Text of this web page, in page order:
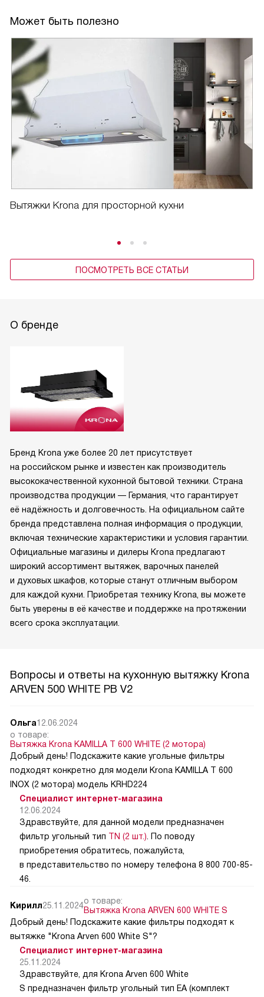
Может быть полезно
Вытяжки Krona для просторной кухни
ПОСМОТРЕТЬ ВСЕ СТАТЬИ
О бренде
Бренд Krona уже более 20 лет присутствует
на российском рынке и известен как производитель
высококачественной кухонной бытовой техники. Страна
производства продукции — Германия, что гарантирует
её надёжность и долговечность. На официальном сайте
бренда представлена полная информация о продукции,
включая технические характеристики и условия гарантии.
Официальные магазины и дилеры Krona предлагают
широкий ассортимент вытяжек, варочных панелей
и духовых шкафов, которые станут отличным выбором
для каждой кухни. Приобретая технику Krona, вы можете
быть уверены в её качестве и поддержке на протяжении
всего срока эксплуатации.
Вопросы и ответы на кухонную вытяжку Krona
ARVEN 500 WHITE PB V2
Ольга12.06.2024
о товаре:
Вытяжка Krona KAMILLA T 600 WHITE (2 мотора)
Добрый день! Подскажите какие угольные фильтры
подходят конкретно для модели Krona KAMILLA T 600
INOX (2 мотора) модель KRHD224
Специалист интернет-магазина
12.06.2024
Здравствуйте, для данной модели предназначен
фильтр угольный тип TN (2 шт.). По поводу
приобретения обратитесь, пожалуйста,
в представительство по номеру телефона 8 800 700-85-
46.
Кирилл25.11.2024о товаре:
Вытяжка Krona ARVEN 600 WHITE S
Добрый день! Подскажите какие фильтры подходят к
вытяжке "Krona Arven 600 White S"?
Специалист интернет-магазина
25.11.2024
Здравствуйте, для Krona Arven 600 White
S предназначен фильтр угольный тип EA (комплект